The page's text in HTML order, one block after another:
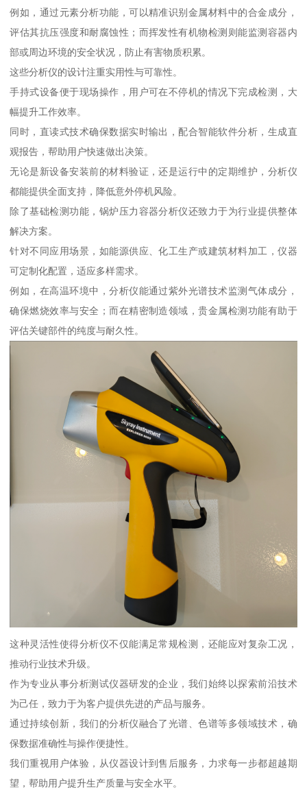
例如，通过元素分析功能，可以精准识别金属材料中的合金成分，
评估其抗压强度和耐腐蚀性；而挥发性有机物检测则能监测容器内
部或周边环境的安全状况，防止有害物质积累。
这些分析仪的设计注重实用性与可靠性。
手持式设备便于现场操作，用户可在不停机的情况下完成检测，大
幅提升工作效率。
同时，直读式技术确保数据实时输出，配合智能软件分析，生成直
观报告，帮助用户快速做出决策。
无论是新设备安装前的材料验证，还是运行中的定期维护，分析仪
都能提供全面支持，降低意外停机风险。
除了基础检测功能，锅炉压力容器分析仪还致力于为行业提供整体
解决方案。
针对不同应用场景，如能源供应、化工生产或建筑材料加工，仪器
可定制化配置，适应多样需求。
例如，在高温环境中，分析仪能通过紫外光谱技术监测气体成分，
确保燃烧效率与安全；而在精密制造领域，贵金属检测功能有助于
评估关键部件的纯度与耐久性。
这种灵活性使得分析仪不仅能满足常规检测，还能应对复杂工况，
推动行业技术升级。
作为专业从事分析测试仪器研发的企业，我们始终以探索前沿技术
为己任，致力于为客户提供先进的产品与服务。
通过持续创新，我们的分析仪融合了光谱、色谱等多领域技术，确
保数据准确性与操作便捷性。
我们重视用户体验，从仪器设计到售后服务，力求每一步都超越期
望，帮助用户提升生产质量与安全水平。